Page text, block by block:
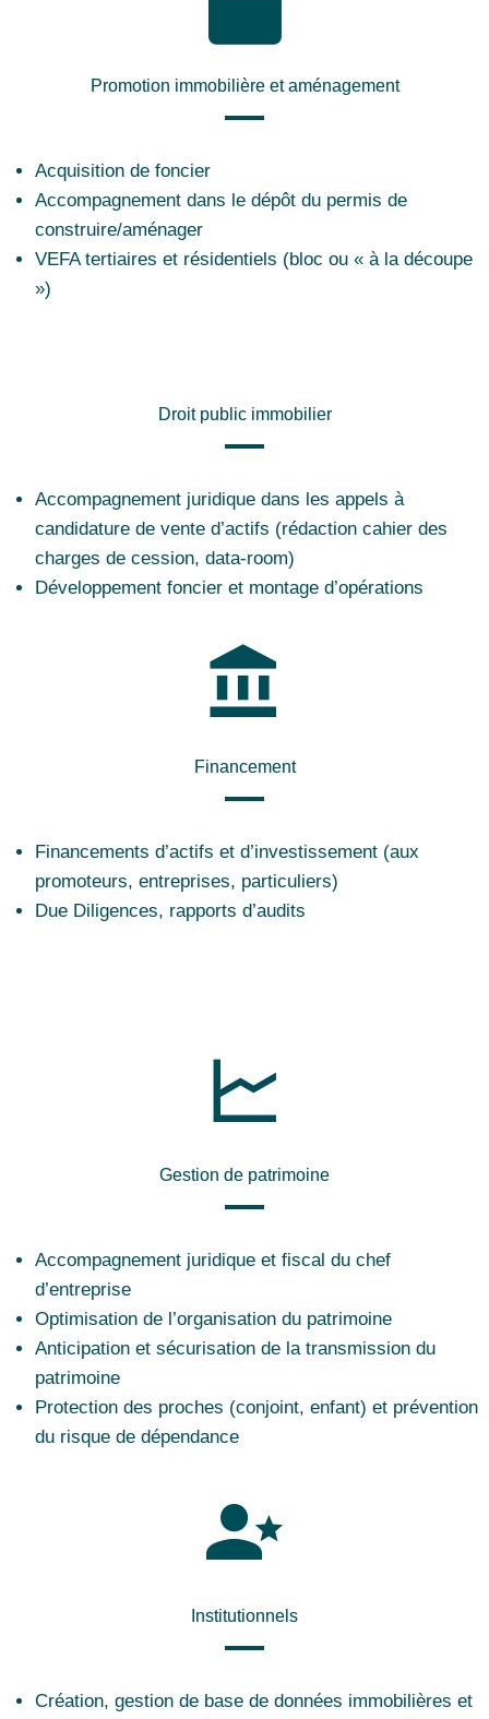
Promotion immobilière et aménagement
Acquisition de foncier
Accompagnement dans le dépôt du permis de
construire/aménager
VEFA tertiaires et résidentiels (bloc ou « à la découpe
»)
Droit public immobilier
Accompagnement juridique dans les appels à
candidature de vente d’actifs (rédaction cahier des
charges de cession, data-room)
Développement foncier et montage d’opérations
Financement
Financements d’actifs et d’investissement (aux
promoteurs, entreprises, particuliers)
Due Diligences, rapports d’audits
Gestion de patrimoine
Accompagnement juridique et fiscal du chef
d’entreprise
Optimisation de l’organisation du patrimoine
Anticipation et sécurisation de la transmission du
patrimoine
Protection des proches (conjoint, enfant) et prévention
du risque de dépendance
Institutionnels
Création, gestion de base de données immobilières et